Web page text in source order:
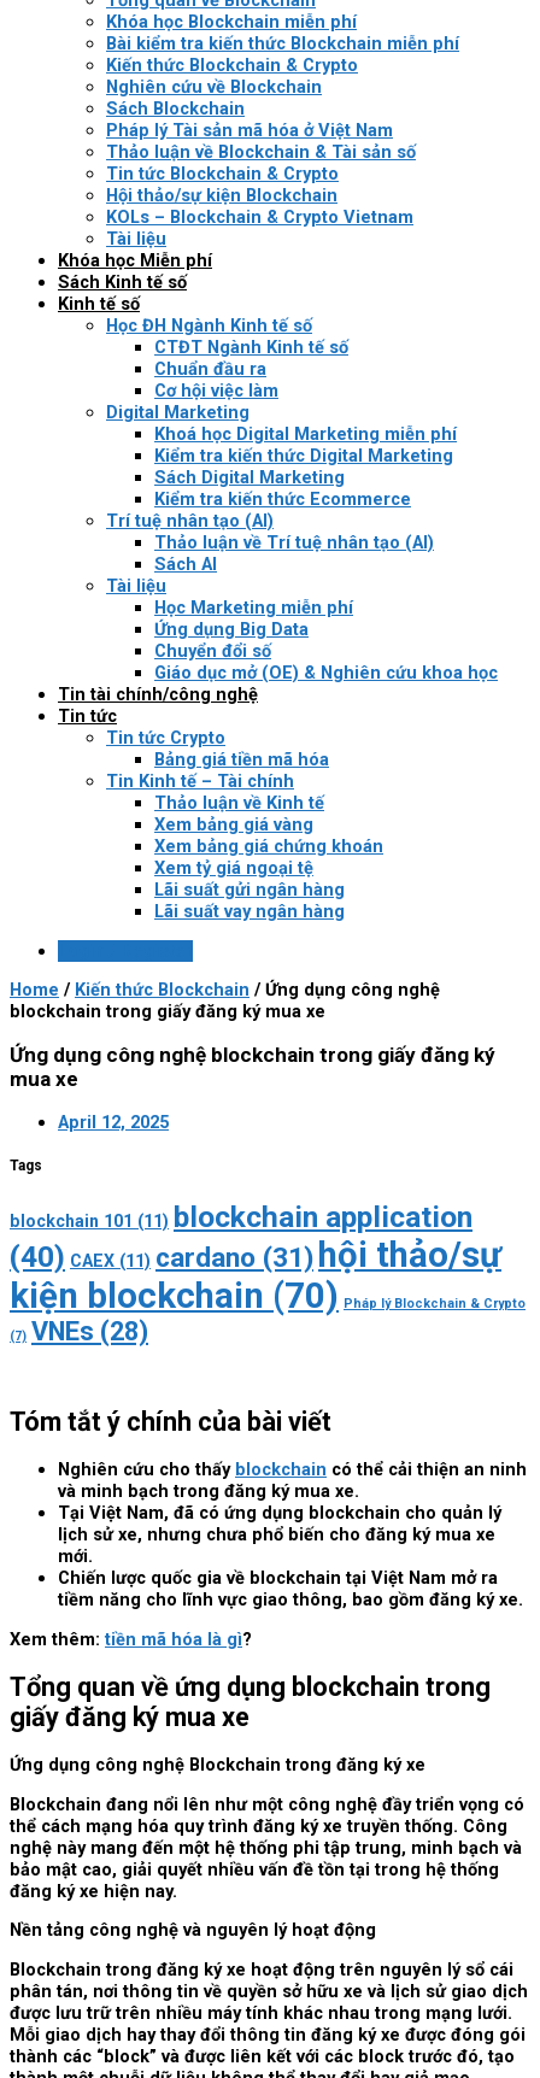
Khóa học Blockchain miễn phí
Bài kiểm tra kiến thức Blockchain miễn phí
Kiến thức Blockchain & Crypto
Nghiên cứu về Blockchain
Sách Blockchain
Pháp lý Tài sản mã hóa ở Việt Nam
Thảo luận về Blockchain & Tài sản số
Tin tức Blockchain & Crypto
Hội thảo/sự kiện Blockchain
KOLs – Blockchain & Crypto Vietnam
Tài liệu
Khóa học Miễn phí
Sách Kinh tế số
Kinh tế số
Học ĐH Ngành Kinh tế số
CTĐT Ngành Kinh tế số
Chuẩn đầu ra
Cơ hội việc làm
Digital Marketing
Khoá học Digital Marketing miễn phí
Kiểm tra kiến thức Digital Marketing
Sách Digital Marketing
Kiểm tra kiến thức Ecommerce
Trí tuệ nhân tạo (AI)
Thảo luận về Trí tuệ nhân tạo (AI)
Sách AI
Tài liệu
Học Marketing miễn phí
Ứng dụng Big Data
Chuyển đổi số
Giáo dục mở (OE) & Nghiên cứu khoa học
Tin tài chính/công nghệ
Tin tức
Tin tức Crypto
Bảng giá tiền mã hóa
Tin Kinh tế – Tài chính
Thảo luận về Kinh tế
Xem bảng giá vàng
Xem bảng giá chứng khoán
Xem tỷ giá ngoại tệ
Lãi suất gửi ngân hàng
Lãi suất vay ngân hàng
Home / Kiến thức Blockchain / Ứng dụng công nghệ
blockchain trong giấy đăng ký mua xe
Ứng dụng công nghệ blockchain trong giấy đăng ký
mua xe
April 12, 2025
Tags
blockchain 101 (11) blockchain application
(40) CAEX (11) cardano (31)hội thảo/sự
kiện blockchain (70) Pháp lý Blockchain & Crypto
(7) VNEs (28)
Tóm tắt ý chính của bài viết
Nghiên cứu cho thấy blockchain có thể cải thiện an ninh
và minh bạch trong đăng ký mua xe.
Tại Việt Nam, đã có ứng dụng blockchain cho quản lý
lịch sử xe, nhưng chưa phổ biến cho đăng ký mua xe
mới.
Chiến lược quốc gia về blockchain tại Việt Nam mở ra
tiềm năng cho lĩnh vực giao thông, bao gồm đăng ký xe.
Xem thêm:tiền mã hóa là gì?
Tổng quan về ứng dụng blockchain trong
giấy đăng ký mua xe
Ứng dụng công nghệ Blockchain trong đăng ký xe
Blockchain đang nổi lên như một công nghệ đầy triển vọng có
thể cách mạng hóa quy trình đăng ký xe truyền thống. Công
nghệ này mang đến một hệ thống phi tập trung, minh bạch và
bảo mật cao, giải quyết nhiều vấn đề tồn tại trong hệ thống
đăng ký xe hiện nay.
Nền tảng công nghệ và nguyên lý hoạt động
Blockchain trong đăng ký xe hoạt động trên nguyên lý sổ cái
phân tán, nơi thông tin về quyền sở hữu xe và lịch sử giao dịch
được lưu trữ trên nhiều máy tính khác nhau trong mạng lưới.
Mỗi giao dịch hay thay đổi thông tin đăng ký xe được đóng gói
thành các “block” và được liên kết với các block trước đó, tạo